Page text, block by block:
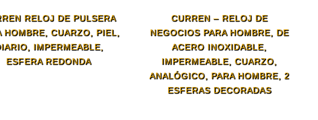
RELOJ DE PULSERA
HOMBRE, CUARZO, PIEL,
IMPERMEABLE,
ESFERA REDONDA
CURREN – RELOJ DE
NEGOCIOS PARA HOMBRE, DE
ACERO INOXIDABLE,
IMPERMEABLE, CUARZO,
ANALÓGICO, PARA HOMBRE, 2
ESFERAS DECORADAS